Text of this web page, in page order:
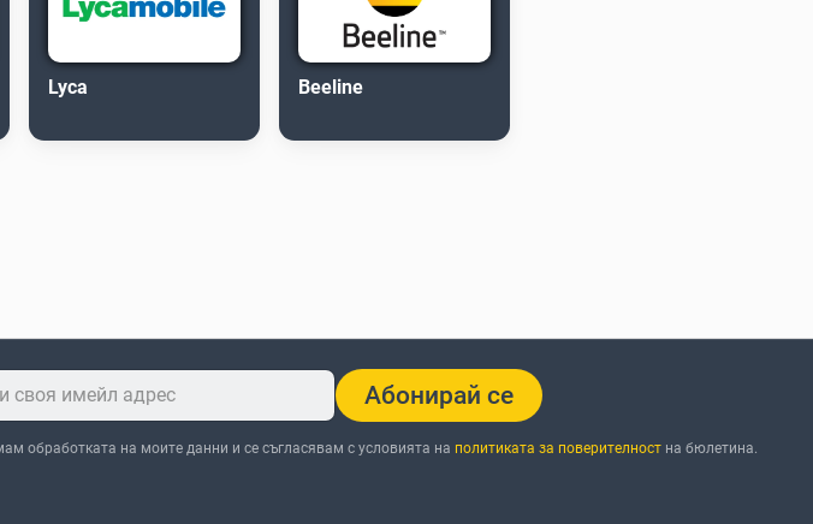
Lyca Beeline
Абонирай се
обработката на моите данни и се съгласявам с условията на политиката за поверителностна бюлетина.